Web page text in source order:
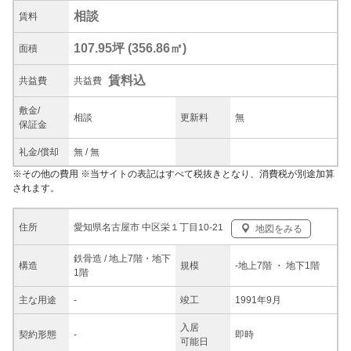
賃料 相談
面積 107.95坪 (356.86㎡)
共益費 共益費 賃料込
敷金/
保証金
相談 更新料 無
礼金/償却 無 /無
住所 愛知県名古屋市 中区栄１丁目10-21 地図をみる
構造
鉄骨造 / 地上7階・地下
1階
規模 -地上7階 ・ 地下1階
主な用途 - 竣工 1991年9月
契約形態 -
入居
可能日
即時
※その他の費用 ※当サイトの表記はすべて税抜きとなり、消費税が別途加算
されます。